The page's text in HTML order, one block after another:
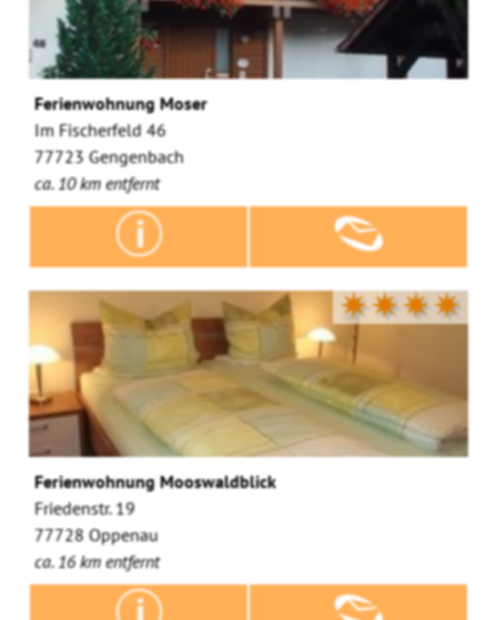
Ferienwohnung Moser
Im Fischerfeld 46
77723 Gengenbach
ca. 10 km entfernt
✷✷✷✷
Ferienwohnung Mooswaldblick
Friedenstr. 19
77728 Oppenau
ca. 16 km entfernt